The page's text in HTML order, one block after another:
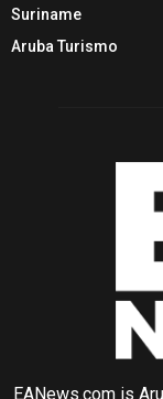
Suriname
Aruba Turismo
EANews.com is